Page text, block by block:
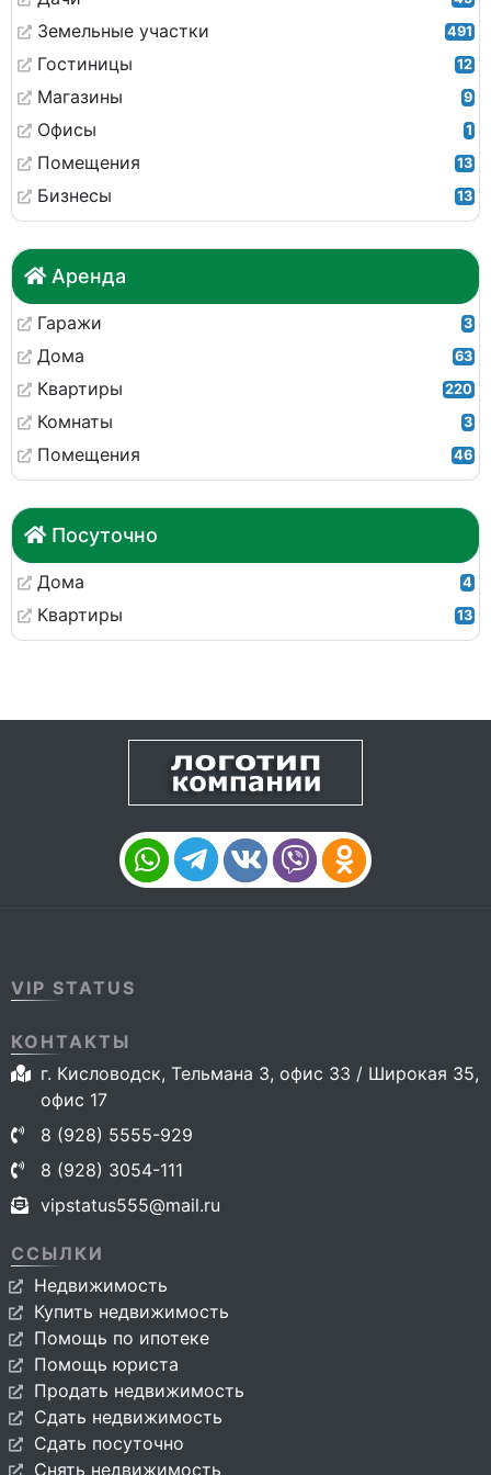
Земельные участки 491
Гостиницы 12
Магазины 9
Офисы 1
Помещения 13
Бизнесы 13
Аренда
Гаражи 3
Дома 63
Квартиры 220
Комнаты 3
Помещения 46
Посуточно
Дома 4
Квартиры 13
VIP STATUS
КОНТАКТЫ
г. Кисловодск, Тельмана 3, офис 33 / Широкая 35,
офис 17
8 (928) 5555-929
8 (928) 3054-111
vipstatus555@mail.ru
ССЫЛКИ
Недвижимость
Купить недвижимость
Помощь по ипотеке
Помощь юриста
Продать недвижимость
Сдать недвижимость
Сдать посуточно
Снять недвижимость